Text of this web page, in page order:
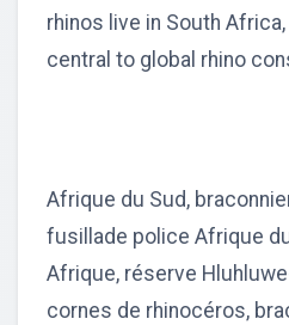
rhinos live in South
central to global rhino
Afrique du Sud,
fusillade police Afrique
Afrique, réserve
cornes de rhinocéros,